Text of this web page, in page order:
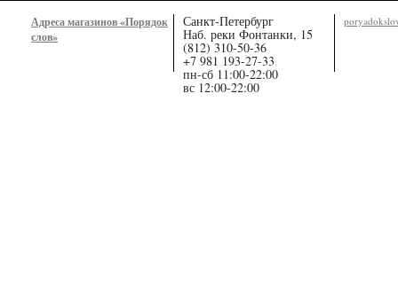
Адреса магазинов «Порядок
слов»
Санкт-Петербург
Наб. реки Фонтанки, 15
(812) 310-50-36
+7 981 193-27-33
пн-сб 11:00-22:00
вс 12:00-22:00